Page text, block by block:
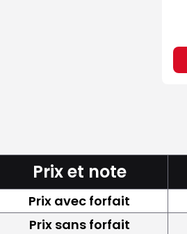
Prix et note
Prix avec forfait
Prix sans forfait